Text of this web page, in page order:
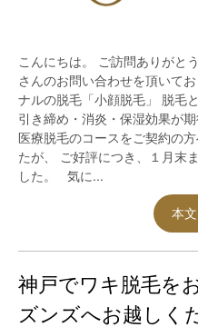
こんにちは。 ご訪問ありがと
さんのお問い合わせを頂いて
ナルの脱毛「小顔脱毛」 脱毛
引き締め・消炎・保湿効果が
医療脱毛のコースをご契約の
たが、 ご好評につき、１月末
した。 気に...
本
神戸でワキ脱毛を
ズンズへお越しく